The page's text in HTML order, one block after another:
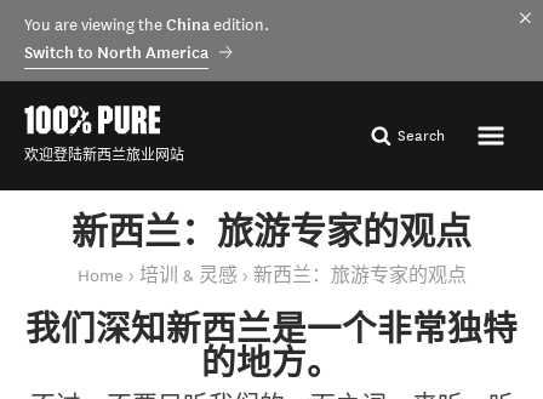
You are viewing theChinaedition.
Switch to North America
欢迎登陆新西兰旅业网站
Search
新西兰：旅游专家的观点
You are here
Home 培训 & 灵感 新西兰：旅游专家的观点
我们深知新西兰是一个非常独特
的地方。